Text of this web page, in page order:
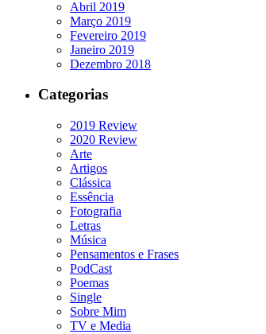
Abril 2019
Março 2019
Fevereiro 2019
Janeiro 2019
Dezembro 2018
Categorias
2019 Review
2020 Review
Arte
Artigos
Clássica
Essência
Fotografia
Letras
Música
Pensamentos e Frases
PodCast
Poemas
Single
Sobre Mim
TV e Media